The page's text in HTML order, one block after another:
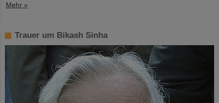
Mehr »
Trauer um Bikash Sinha